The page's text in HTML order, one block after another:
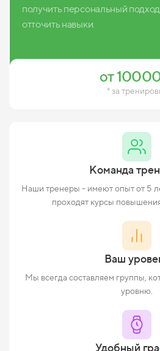
получить персональный
отточить навыки.
от
* за
Команда
Наши тренеры - имеют опыт от 5
проходят курсы
Ваш
Мы всегда составляем группы,
уровню.
Удобный